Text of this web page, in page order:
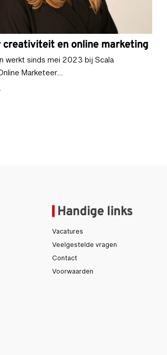
creativiteit en online marketing
werkt sinds mei 2023 bij Scala
Marketeer.…
Handige links
Vacatures
Veelgestelde vragen
Contact
Voorwaarden